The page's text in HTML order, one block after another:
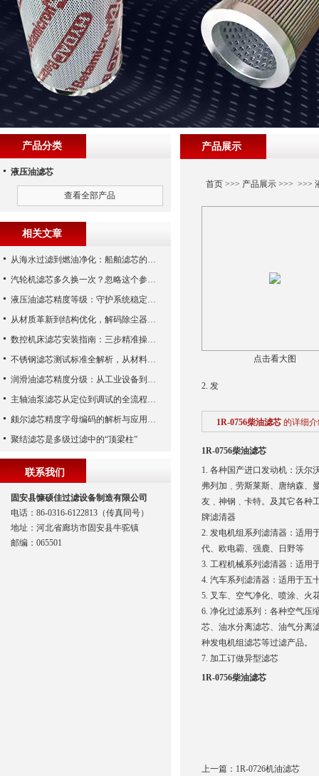
产品展示
首页>>> 产品展示>>> >>>
点击看大图
2. 发
1R-0756柴油滤芯 的详细
1R-0756柴油滤芯
1. 各种国产进口发动机：沃尔
弗列加﹑劳斯莱斯、唐纳森、
友﹑神钢﹑卡特。及其它各种
牌滤清器
2. 发电机组系列滤清器：适用
代、欧电霸、强鹿、日野等
3. 工程机械系列滤清器：适用
4. 汽车系列滤清器：适用于五
5. 叉车、空气净化、喷涂、火
6. 净化过滤系列：各种空气压
芯、油水分离滤芯、油气分离
种发电机组滤芯等过滤产品。
7. 加工订做异型滤芯
1R-0756柴油滤芯
上一篇： 1R-0726机油滤芯
产品分类
液压油滤芯
查看全部产品
相关文章
从海水过滤到燃油净化：船舶滤芯的多场景应用解析
汽轮机滤芯多久换一次？忽略这个参数，机组非停损失可能上百万！
液压油滤芯精度等级：守护系统稳定与寿命的“微米标尺”
从材质革新到结构优化，解码除尘器滤芯性能跃升的核心逻辑
数控机床滤芯安装指南：三步精准操作，杜绝设备“亚健康”
不锈钢滤芯测试标准全解析，从材料性能到应用场景的严苛验证
润滑油滤芯精度分级：从工业设备到精密系统的过滤密码
主轴油泵滤芯从定位到调试的全流程解析
颇尔滤芯精度字母编码的解析与应用指南
聚结滤芯是多级过滤中的“顶梁柱”
联系我们
固安县慷硕佳过滤设备制造有限公司
电话：86-0316-6122813（传真同号）
地址：河北省廊坊市固安县牛驼镇
邮编：065501